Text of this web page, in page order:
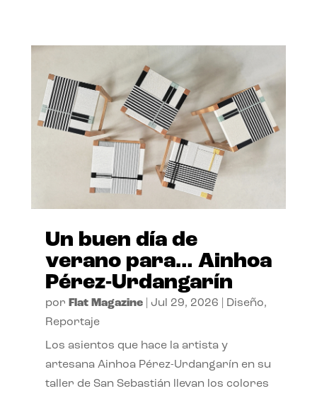
Un buen día de
verano para… Ainhoa
Pérez-Urdangarín
por Flat Magazine| Jul 29, 2026 Diseño,
Reportaje
Los asientos que hace la artista y
artesana Ainhoa Pérez-Urdangarín en su
taller de San Sebastián llevan los colores